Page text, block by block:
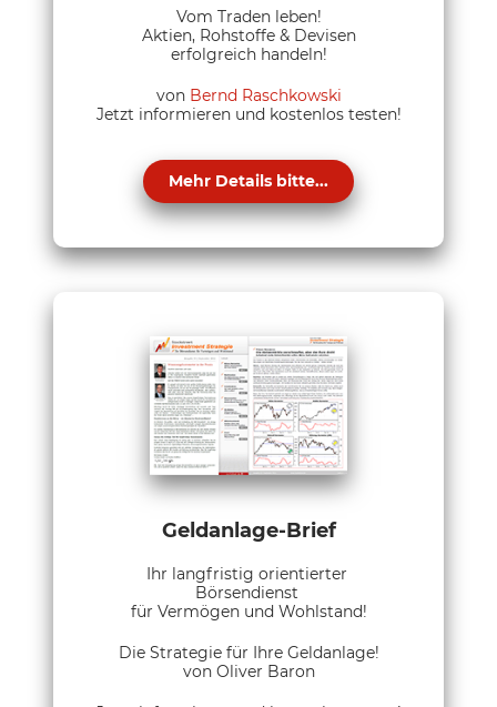
Vom Traden leben!
Aktien, Rohstoffe & Devisen
erfolgreich handeln!
von Bernd Raschkowski
Jetzt informieren und kostenlos testen!
Mehr Details bitte...
Geldanlage-Brief
Ihr langfristig orientierter
Börsendienst
für Vermögen und Wohlstand!
Die Strategie für Ihre Geldanlage!
von Oliver Baron